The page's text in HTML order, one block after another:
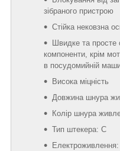
зібраного пристрою
Стійка нековзна
Швидке та
компоненти, крім
в посудомийній
Висока міцність
Довжина шнура
Колір шнура
Тип штекера: С